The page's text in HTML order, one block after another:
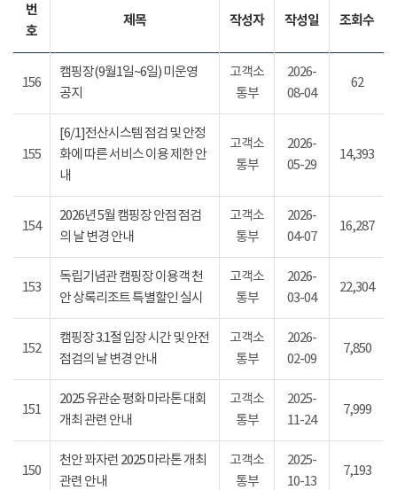
번
호
제목 작성자 작성일 조회수
156
캠핑장(9월1일~6일) 미운영
공지
고객소
통부
2026-
08-04
62
155
[6/1]전산시스템 점검 및 안정
화에 따른 서비스 이용 제한 안
내
고객소
통부
2026-
05-29
14,393
154
2026년 5월 캠핑장 안점 점검
의 날 변경 안내
고객소
통부
2026-
04-07
16,287
153
독립기념관 캠핑장 이용객 천
안 상록리조트 특별할인 실시
고객소
통부
2026-
03-04
22,304
152
캠핑장 3.1절 입장 시간 및 안전
점검의 날 변경 안내
고객소
통부
2026-
02-09
7,850
151
2025 유관순 평화 마라톤 대회
개최 관련 안내
고객소
통부
2025-
11-24
7,999
150
천안 꽈자런 2025 마라톤 개최
관련 안내
고객소
통부
2025-
10-13
7,193